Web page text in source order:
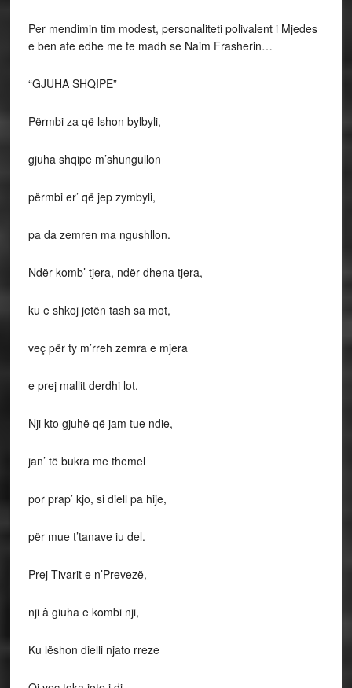
Per mendimin tim modest, personaliteti polivalent i Mjedes
e ben ate edhe me te madh se Naim Frasherin…
“GJUHA SHQIPE”
Përmbi za që lshon bylbyli,
gjuha shqipe m’shungullon
përmbi er’ që jep zymbyli,
pa da zemren ma ngushllon.
Ndër komb’ tjera, ndër dhena tjera,
ku e shkoj jetën tash sa mot,
veç për ty m’rreh zemra e mjera
e prej mallit derdhi lot.
Nji kto gjuhë që jam tue ndie,
jan’ të bukra me themel
por prap’ kjo, si diell pa hije,
për mue t’tanave iu del.
Prej Tivarit e n’Prevezë,
nji â giuha e kombi nji,
Ku lëshon dielli njato rreze